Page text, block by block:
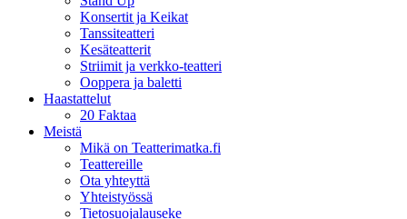
Konsertit ja Keikat
Tanssiteatteri
Kesäteatterit
Striimit ja verkko-teatteri
Ooppera ja baletti
Haastattelut
20 Faktaa
Meistä
Mikä on Teatterimatka.fi
Teattereille
Ota yhteyttä
Yhteistyössä
Tietosuojalauseke